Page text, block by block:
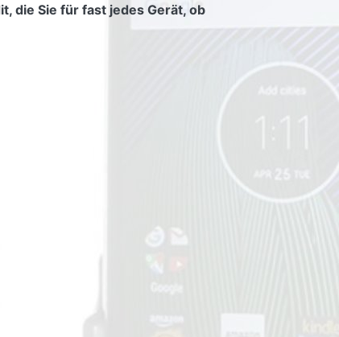
die Sie für fast jedes Gerät, ob